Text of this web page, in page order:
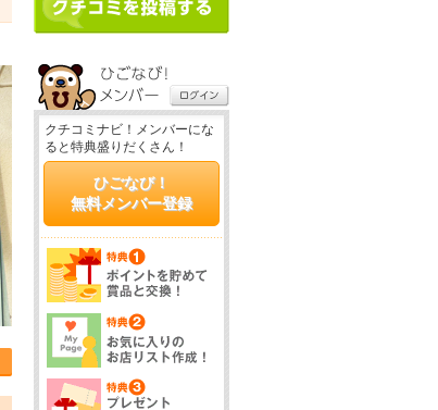
クチコミナビ！メンバーにな
ると特典盛りだくさん！
ひごなび！
無料メンバー登録